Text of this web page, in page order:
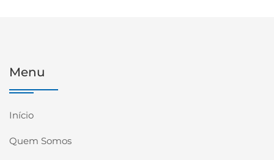
Menu
Início
Quem Somos